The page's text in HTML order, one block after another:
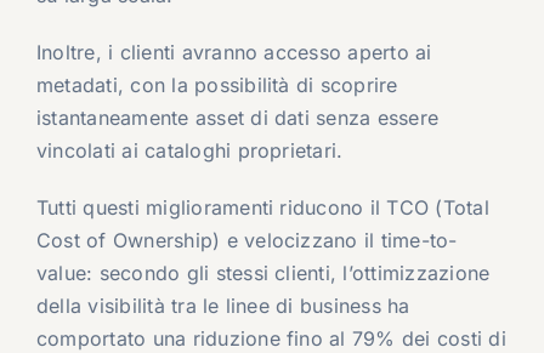
Inoltre, i clienti avranno accesso aperto ai
metadati, con la possibilità di scoprire
istantaneamente asset di dati senza essere
vincolati ai cataloghi proprietari.
Tutti questi miglioramenti riducono il TCO (Total
Cost of Ownership) e velocizzano il time-to-
value: secondo gli stessi clienti, l’ottimizzazione
della visibilità tra le linee di business ha
comportato una riduzione fino al 79% dei costi di